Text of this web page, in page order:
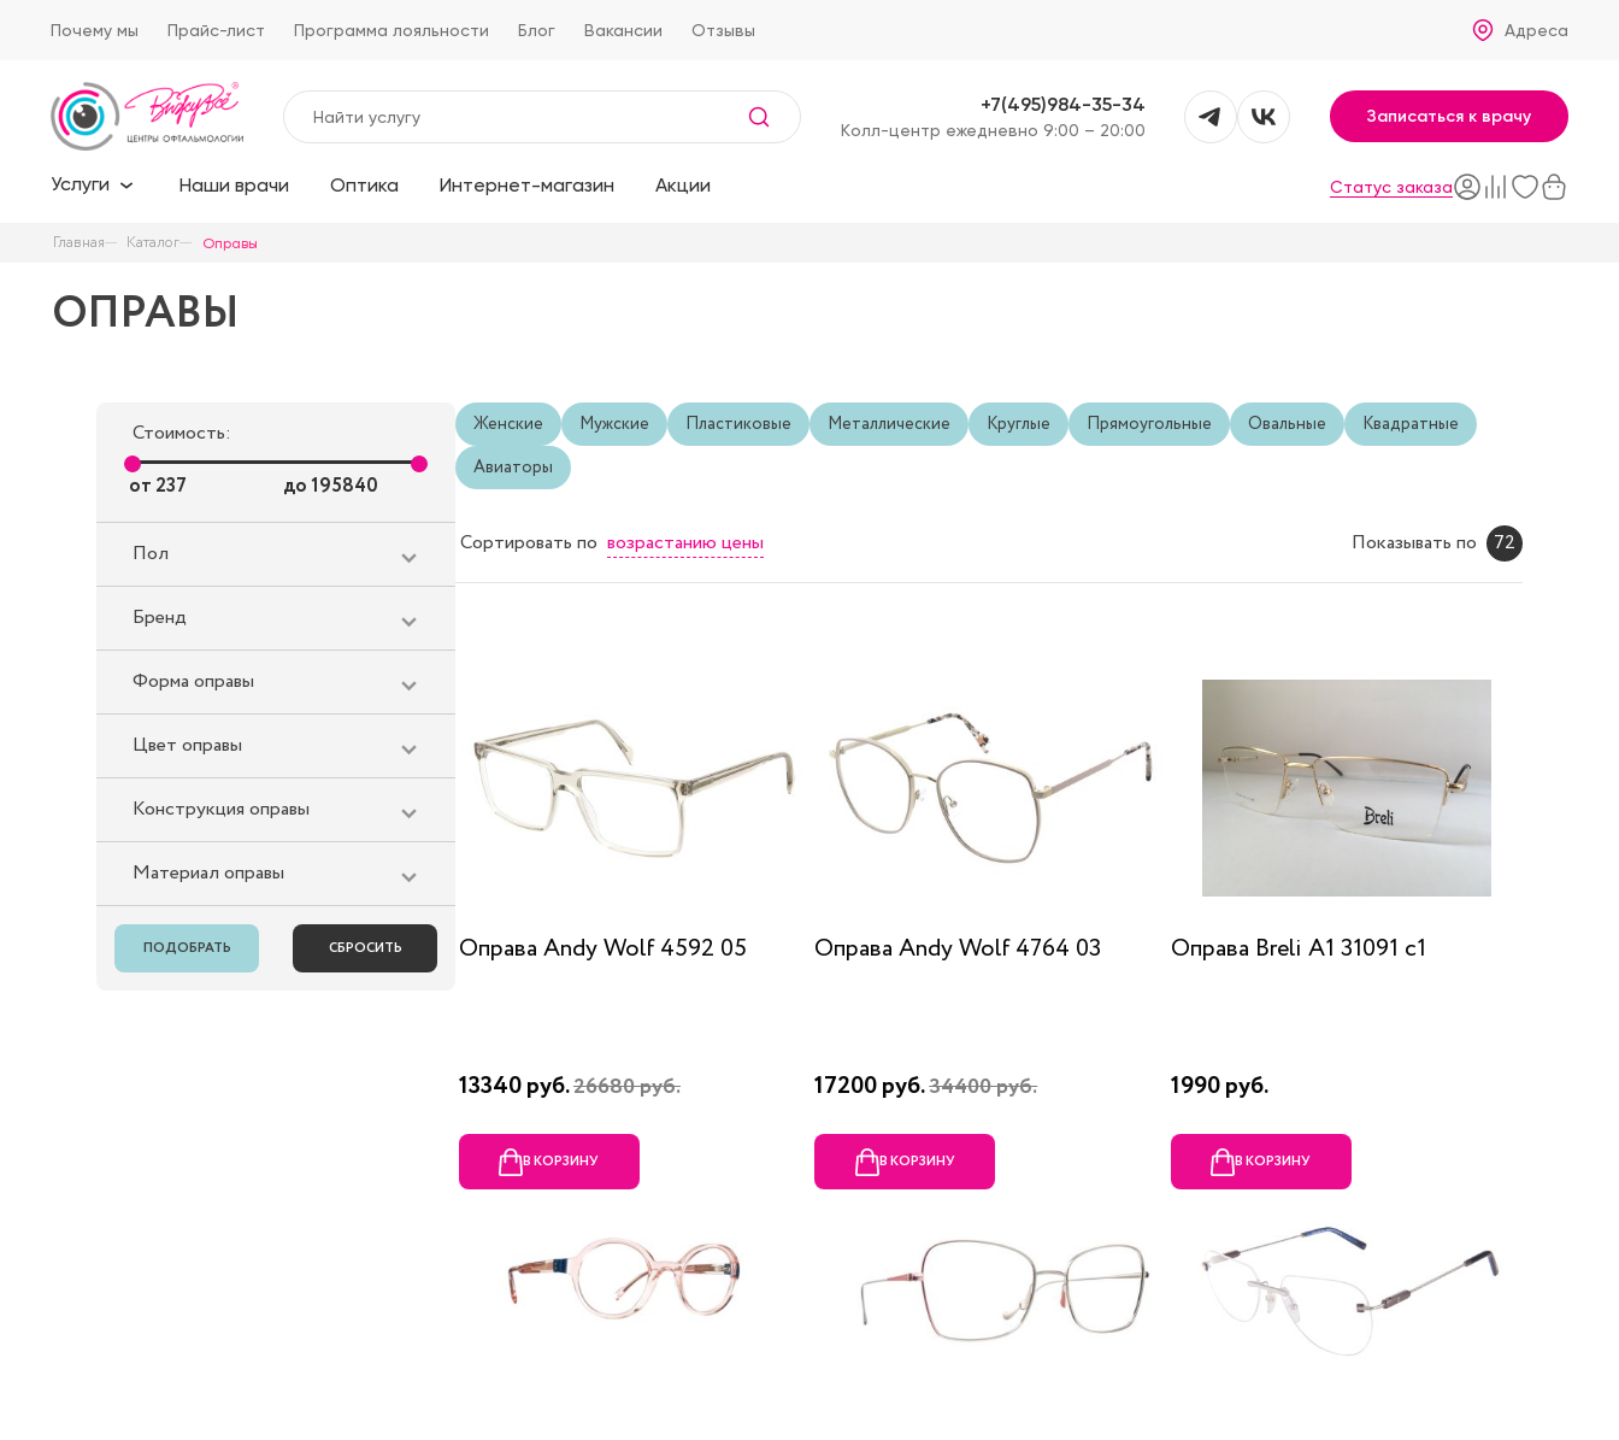
Почему мы Прайс-лист Программа лояльности Блог Вакансии Отзывы Адреса
+7(495)984-35-34
Kолл-центр ежедневно 9:00 – 20:00
Записаться к врачу
Услуги Наши врачи Оптика Интернет-магазин Акции Статус заказа
Главная Каталог Оправы
ОПРАВЫ
Стоимость:
от 237 до195840
Пол
Бренд
Форма оправы
Цвет оправы
Конструкция оправы
Материал оправы
Женские Мужские Пластиковые Металлические Круглые Прямоугольные Овальные
Квадратные
Авиаторы
Сортировать по возрастанию цены Показывать по 72
Оправа Andy Wolf 4592 05
13340 руб.26680 руб.
В КОРЗИНУ
Оправа Andy Wolf 4764 03
17200 руб.34400 руб.
В КОРЗИНУ
Оправа Breli A1 31091 c1
1990 руб.
В КОРЗИНУ